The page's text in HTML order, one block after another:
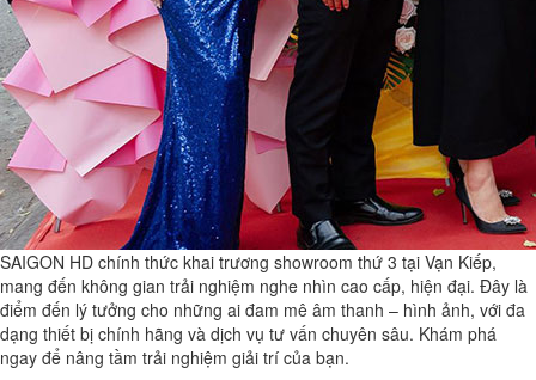
SAIGON HD chính thức khai trương showroom thứ 3 tại Vạn Kiếp,
mang đến không gian trải nghiệm nghe nhìn cao cấp, hiện đại. Đây là
điểm đến lý tưởng cho những ai đam mê âm thanh – hình ảnh, với đa
dạng thiết bị chính hãng và dịch vụ tư vấn chuyên sâu. Khám phá
ngay để nâng tầm trải nghiệm giải trí của bạn.